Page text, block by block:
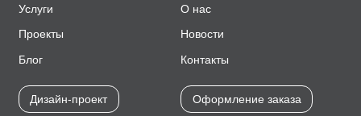
Услуги
Проекты
Блог
Дизайн-проект
О нас
Новости
Контакты
Оформление заказа